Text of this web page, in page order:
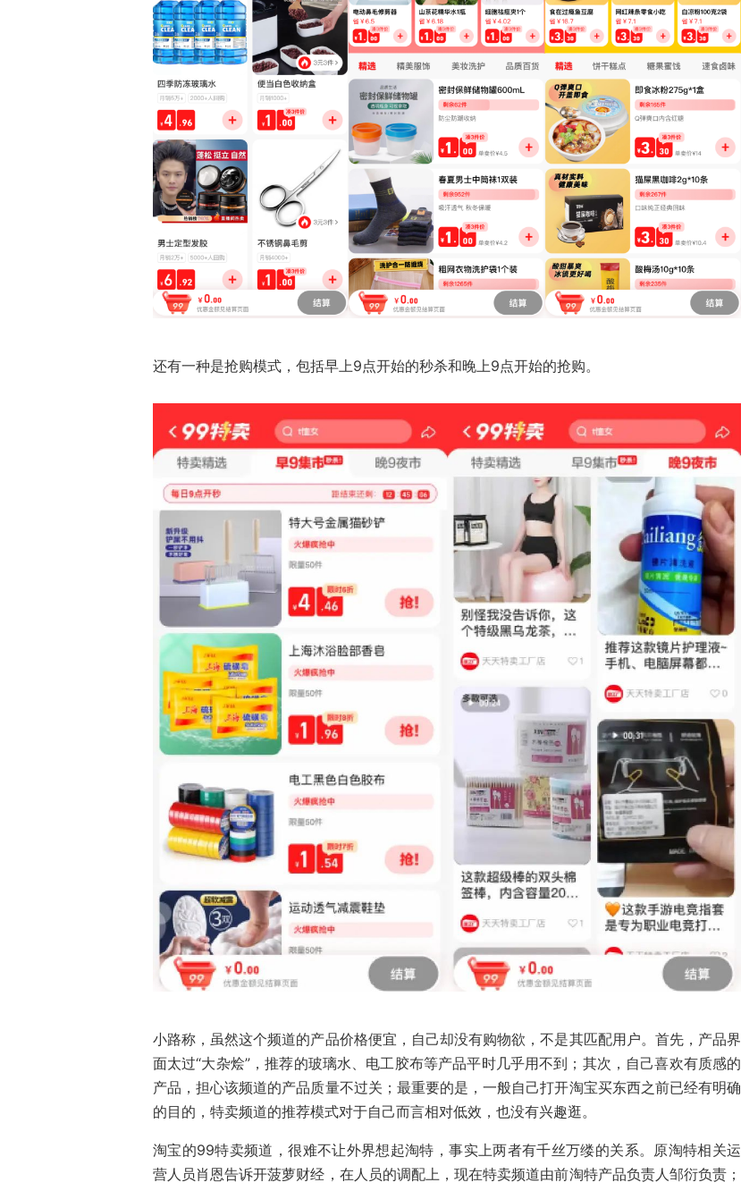
还有一种是抢购模式，包括早上9点开始的秒杀和晚上9点开始的抢购。
小路称，虽然这个频道的产品价格便宜，自己却没有购物欲，不是其匹配用户。首先，产品界
面太过“大杂烩”，推荐的玻璃水、电工胶布等产品平时几乎用不到；其次，自己喜欢有质感的
产品，担心该频道的产品质量不过关；最重要的是，一般自己打开淘宝买东西之前已经有明确
的目的，特卖频道的推荐模式对于自己而言相对低效，也没有兴趣逛。
淘宝的99特卖频道，很难不让外界想起淘特，事实上两者有千丝万缕的关系。原淘特相关运
营人员肖恩告诉开菠萝财经，在人员的调配上，现在特卖频道由前淘特产品负责人邹衍负责；